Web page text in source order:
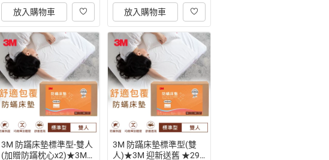
放入購物車 放入購物車
3M 防蹣床墊標準型-雙人
(加贈防蹣枕心x2)★3M
3M 防蹣床墊標準型(雙
人)★3M 迎新送舊 ★299